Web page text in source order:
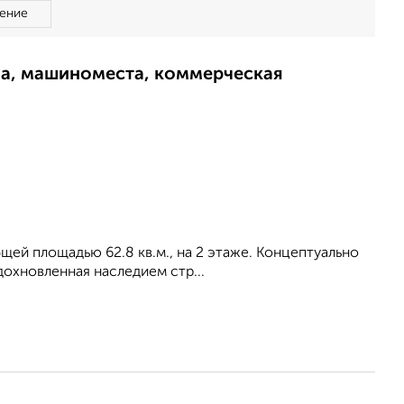
машиноместа, коммерческая
площадью 62.8 кв.м., на 2 этаже. Концептуально
наследием стр...